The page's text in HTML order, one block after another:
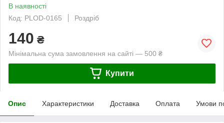
В наявності
Код: PLOD-0165
Роздріб
140 ₴
Мінімальна сума замовлення на сайті — 500 ₴
Купити
Опис Характеристики Доставка Оплата Умови